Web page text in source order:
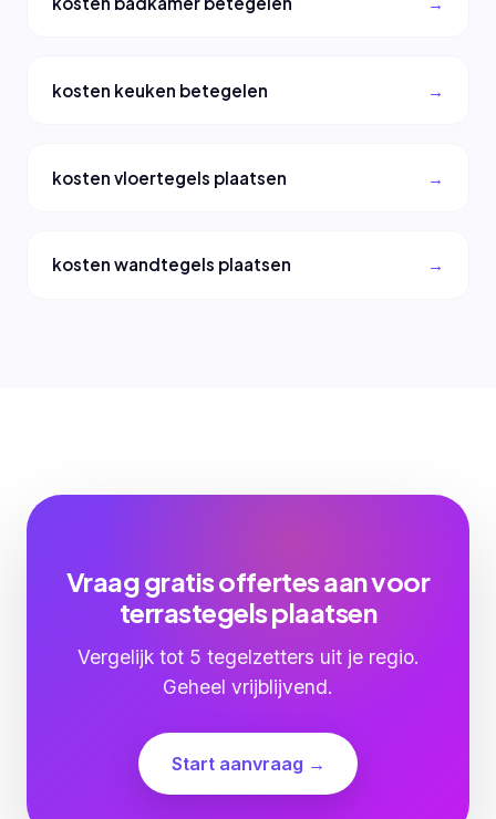
kosten keuken betegelen
kosten vloertegels plaatsen
kosten wandtegels plaatsen
Vraag gratis offertes aan voor
terrastegels plaatsen
Vergelijk tot 5 tegelzetters uit je regio.
Geheel vrijblijvend.
Start aanvraag →